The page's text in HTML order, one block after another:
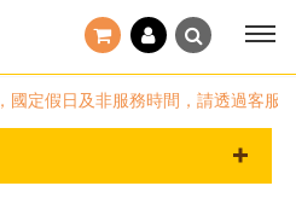
日及非服務時間，請透過客服信